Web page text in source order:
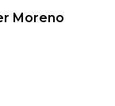
Moreno